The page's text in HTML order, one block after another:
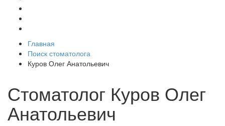
Главная
Поиск стоматолога
Куров Олег Анатольевич
Стоматолог Куров Олег
Анатольевич